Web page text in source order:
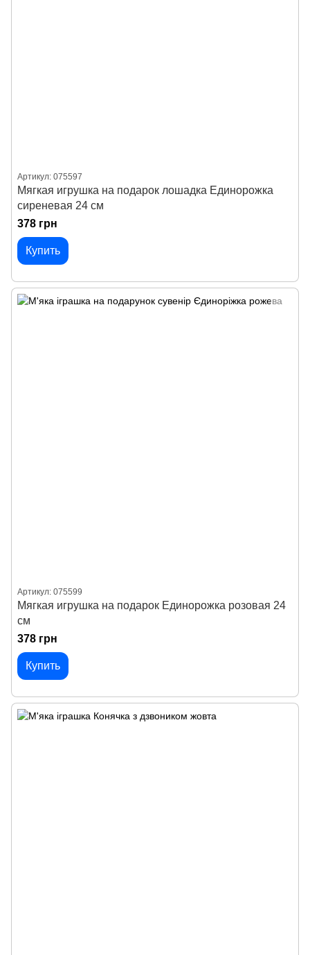
Артикул: 075597
Мягкая игрушка на подарок лошадка Единорожка
сиреневая 24 см
378 грн
Купить
Артикул: 075599
Мягкая игрушка на подарок Единорожка розовая 24
см
378 грн
Купить